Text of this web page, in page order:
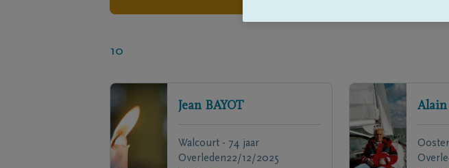
10
Jean BAYOT
Walcourt - 74 jaar
Overleden22/12/2025
Alain